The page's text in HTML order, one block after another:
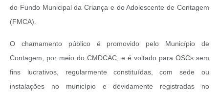
do Fundo Municipal da Criança e do Adolescente de Contagem
(FMCA).
O chamamento público é promovido pelo Município de
Contagem, por meio do CMDCAC, e é voltado para OSCs sem
fins lucrativos, regularmente constituídas, com sede ou
instalações no município e devidamente registradas no